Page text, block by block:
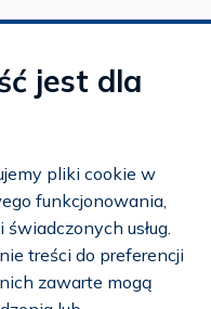
jest dla
pliki cookie w
funkcjonowania,
usług.
treści do preferencji
zawarte mogą